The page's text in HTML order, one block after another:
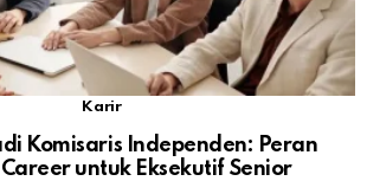
Karir
Komisaris Independen: Peran
untuk Eksekutif Senior